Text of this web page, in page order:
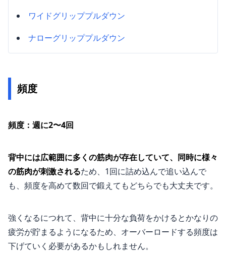
ワイドグリッププルダウン
ナローグリッププルダウン
頻度
頻度：週に2〜4回
背中には広範囲に多くの筋肉が存在していて、同時に様々
の筋肉が刺激されるため、1回に詰め込んで追い込んで
も、頻度を高めて数回で鍛えてもどちらでも大丈夫です。
強くなるにつれて、背中に十分な負荷をかけるとかなりの
疲労が貯まるようになるため、オーバーロードする頻度は
下げていく必要があるかもしれません。